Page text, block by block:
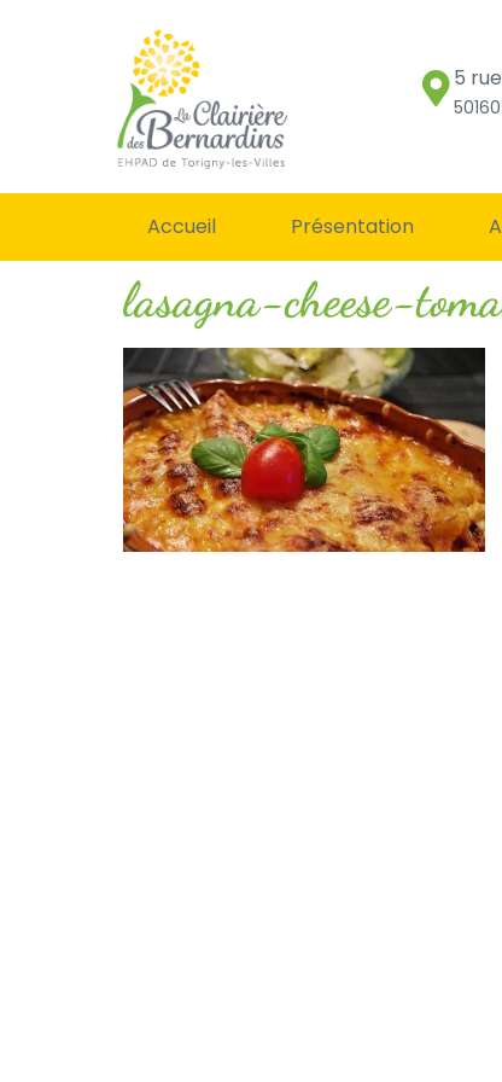
5
Accueil Présentation
lasagna-cheese-